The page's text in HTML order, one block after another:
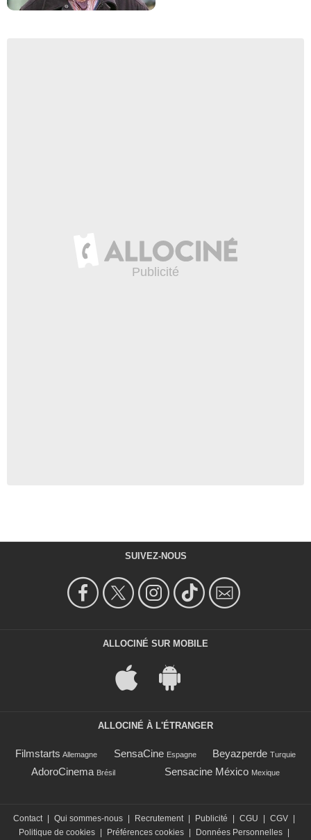
SUIVEZ-NOUS
ALLOCINÉ SUR MOBILE
ALLOCINÉ À L'ÉTRANGER
Filmstarts Allemagne SensaCine Espagne Beyazperde Turquie
AdoroCinema Brésil Sensacine México Mexique
Contact | Qui sommes-nous | Recrutement | Publicité | CGU | CGV |
Politique de cookies | Préférences cookies | Données Personnelles |